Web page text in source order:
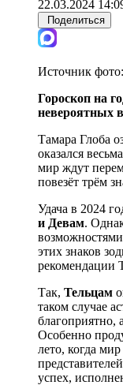
22.03.2024
Поделиться
Источник фото:
Гороскоп на
невероятных
Тамара Глоба
оказался
мир ждут
повезёт трём
Удача в 2024
и Девам.
этих знаков
рекомендации
Так, Тельцам
таком случае
благоприятно,
Особенно
лето, когда
успех,